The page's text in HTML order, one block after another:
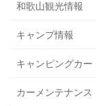
和歌山観光情報
キャンプ情報
キャンピングカー
カーメンテナンス